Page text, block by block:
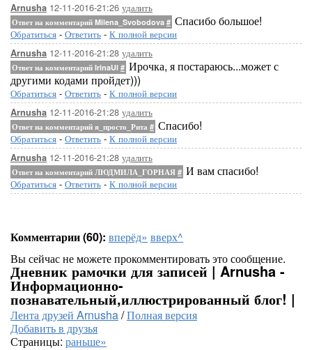
Arnusha 12-11-2016-21:26 удалить
Ответ на комментарий Milena_Svobodova # Спасибо большое!
Обратиться - Ответить - К полной версии
Arnusha 12-11-2016-21:28 удалить
Ответ на комментарий IrinaUl # Ирочка, я постараюсь...может с
другими кодами пройдет)))
Обратиться - Ответить - К полной версии
Arnusha 12-11-2016-21:28 удалить
Ответ на комментарий я_просто_Рита # Спасибо!
Обратиться - Ответить - К полной версии
Arnusha 12-11-2016-21:28 удалить
Ответ на комментарий ЛЮДМИЛА_ГОРНАЯ # И вам спасибо!
Обратиться - Ответить - К полной версии
Комментарии (60): вперёд» вверх^
Вы сейчас не можете прокомментировать это сообщение.
Дневник рамочки для записей | Arnusha -
Информационно-
познавательный,иллюстрированный блог! |
Лента друзей Arnusha/Полная версия
Добавить в друзья
Страницы: раньше»